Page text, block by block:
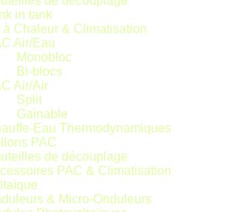
in tank
à Chaleur & Climatisation
Air/Eau
Monobloc
Bi-blocs
Air/Air
Split
Gainable
Eau Thermodynamiques
PAC
de découplage
PAC & Climatisation
& Micro-Onduleurs